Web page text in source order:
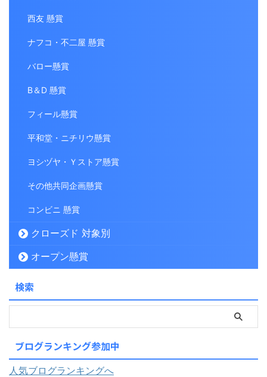
西友 懸賞
ナフコ・不二屋 懸賞
バロー懸賞
B＆D 懸賞
フィール懸賞
平和堂・ニチリウ懸賞
ヨシヅヤ・Ｙストア懸賞
その他共同企画懸賞
コンビニ 懸賞
クローズド 対象別
オープン懸賞
検索
ブログランキング参加中
人気ブログランキングへ